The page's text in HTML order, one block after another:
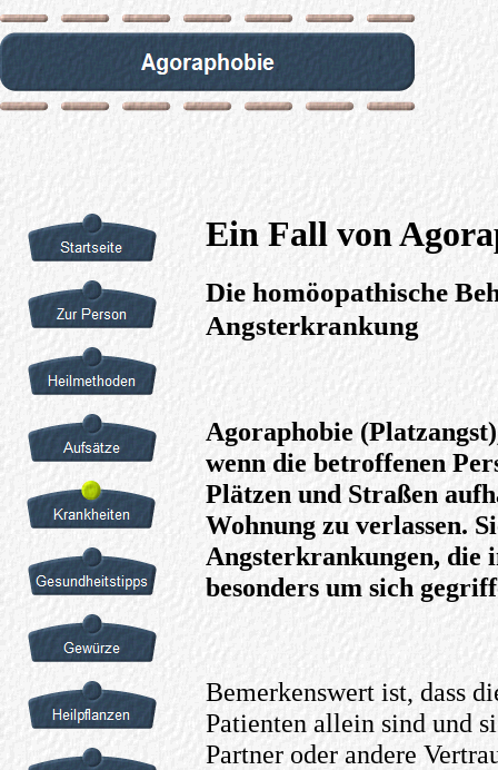
Ein Fall von
Die homöopathische
Angsterkrankung
Agoraphobie
wenn die betroffenen
Plätzen und Straßen
Wohnung zu verlassen.
Angsterkrankungen, die
besonders um sich
Bemerkenswert ist, dass
Patienten allein sind und
Partner oder andere